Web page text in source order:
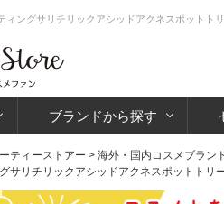
ィングサリチリックアシッドアクネスポット
ブランドから探す
ティーストアー > 海外・国内コスメブラン
サリチリックアシッドアクネスポットトリ